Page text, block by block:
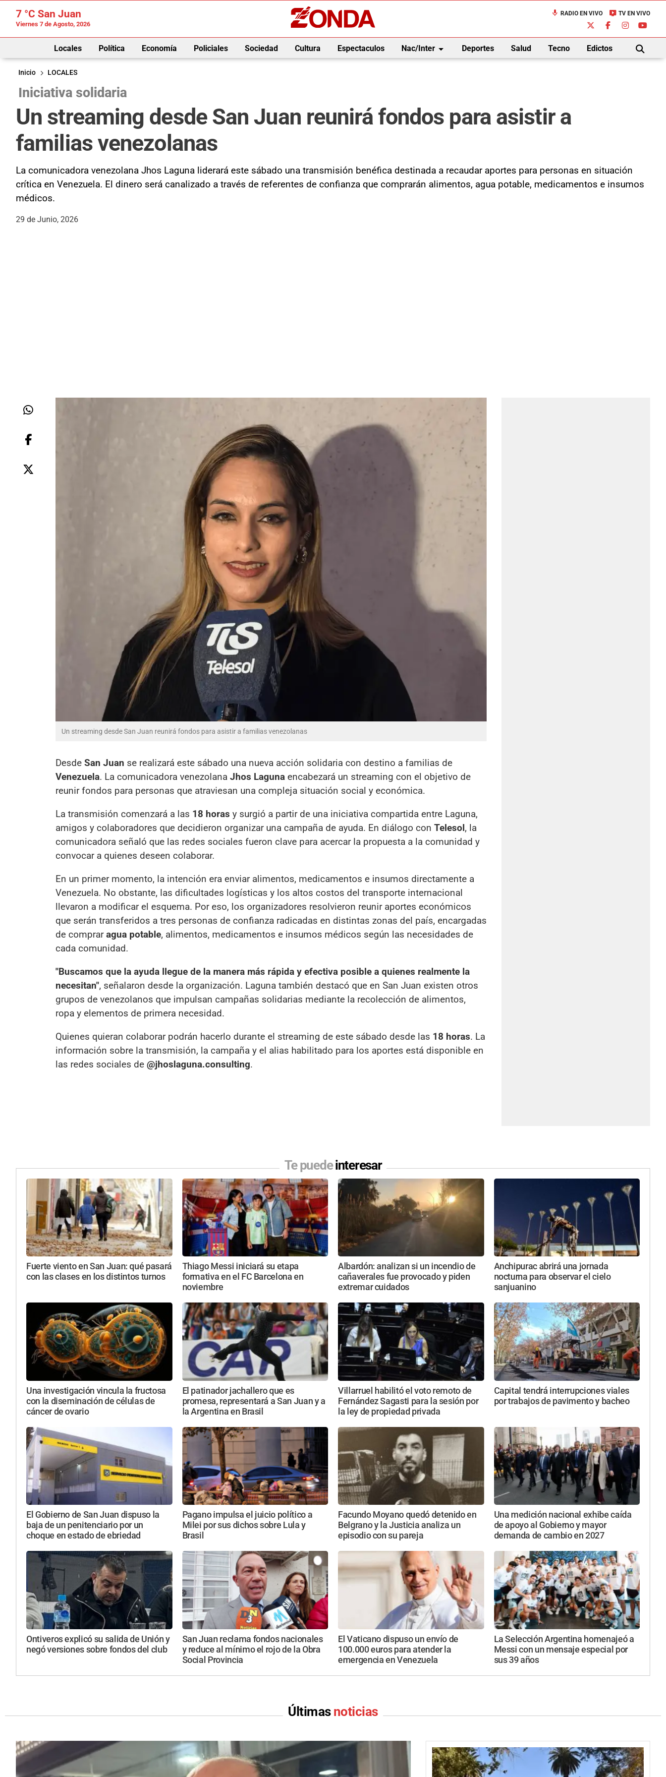
7 °C San Juan
Viernes 7 de Agosto, 2026
mic RADIO EN VIVO live_tv TV EN VIVO
Locales Política Economía Policiales Sociedad Cultura Espectaculos Nac/Interarrow_drop_down Deportes Salud Tecno Edictos
BUSCAR
Inicio
LOCALES
Iniciativa solidaria
Un streaming desde San Juan reunirá fondos para asistir a
familias venezolanas
La comunicadora venezolana Jhos Laguna liderará este sábado una transmisión benéfica destinada a recaudar aportes para personas en situación
crítica en Venezuela. El dinero será canalizado a través de referentes de confianza que comprarán alimentos, agua potable, medicamentos e insumos
médicos.
29 de Junio, 2026
Un streaming desde San Juan reunirá fondos para asistir a familias venezolanas
Desde San Juan se realizará este sábado una nueva acción solidaria con destino a familias de
Venezuela. La comunicadora venezolana Jhos Laguna encabezará un streaming con el objetivo de
reunir fondos para personas que atraviesan una compleja situación social y económica.
La transmisión comenzará a las 18 horas y surgió a partir de una iniciativa compartida entre Laguna,
amigos y colaboradores que decidieron organizar una campaña de ayuda. En diálogo con Telesol, la
comunicadora señaló que las redes sociales fueron clave para acercar la propuesta a la comunidad y
convocar a quienes deseen colaborar.
En un primer momento, la intención era enviar alimentos, medicamentos e insumos directamente a
Venezuela. No obstante, las dificultades logísticas y los altos costos del transporte internacional
llevaron a modificar el esquema. Por eso, los organizadores resolvieron reunir aportes económicos
que serán transferidos a tres personas de confianza radicadas en distintas zonas del país, encargadas
de compraragua potable, alimentos, medicamentos e insumos médicos según las necesidades de
cada comunidad.
"Buscamos que la ayuda llegue de la manera más rápida y efectiva posible a quienes realmente la
necesitan", señalaron desde la organización. Laguna también destacó que en San Juan existen otros
grupos de venezolanos que impulsan campañas solidarias mediante la recolección de alimentos,
ropa y elementos de primera necesidad.
Quienes quieran colaborar podrán hacerlo durante el streaming de este sábado desde las 18 horas. La
información sobre la transmisión, la campaña y el alias habilitado para los aportes está disponible en
las redes sociales de @jhoslaguna.consulting.
Te puedeinteresar
Fuerte viento en San Juan: qué pasará
con las clases en los distintos turnos
Thiago Messi iniciará su etapa
formativa en el FC Barcelona en
noviembre
Albardón: analizan si un incendio de
cañaverales fue provocado y piden
extremar cuidados
Anchipurac abrirá una jornada
nocturna para observar el cielo
sanjuanino
Una investigación vincula la fructosa
con la diseminación de células de
cáncer de ovario
El patinador jachallero que es
promesa, representará a San Juan y a
la Argentina en Brasil
Villarruel habilitó el voto remoto de
Fernández Sagasti para la sesión por
la ley de propiedad privada
Capital tendrá interrupciones viales
por trabajos de pavimento y bacheo
El Gobierno de San Juan dispuso la
baja de un penitenciario por un
choque en estado de ebriedad
Pagano impulsa el juicio político a
Milei por sus dichos sobre Lula y
Brasil
Facundo Moyano quedó detenido en
Belgrano y la Justicia analiza un
episodio con su pareja
Una medición nacional exhibe caída
de apoyo al Gobierno y mayor
demanda de cambio en 2027
Ontiveros explicó su salida de Unión y
negó versiones sobre fondos del club
San Juan reclama fondos nacionales
y reduce al mínimo el rojo de la Obra
Social Provincia
El Vaticano dispuso un envío de
100.000 euros para atender la
emergencia en Venezuela
La Selección Argentina homenajeó a
Messi con un mensaje especial por
sus 39 años
Últimas noticias